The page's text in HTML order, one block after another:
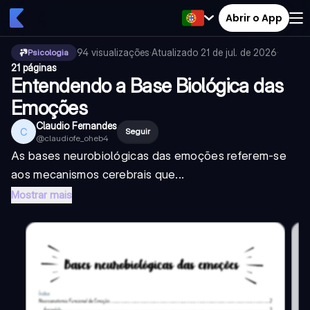
Abrir o App
Psicologia 94 visualizações·Atualizado 21 de jul. de 2026·
21 páginas
Entendendo a Base Biológica das
Emoções
C Claudio Fernandes
@claudiofe_oheb4
Seguir
As bases neurobiológicas das emoções referem-se
aos mecanismos cerebrais que...
Mostrar mais